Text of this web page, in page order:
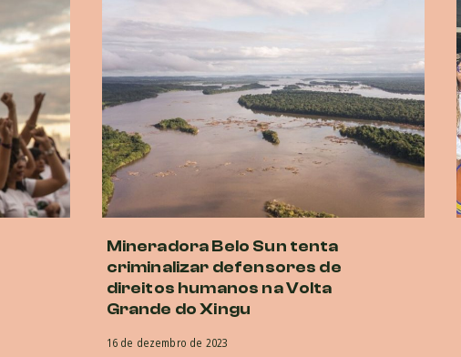
Mineradora Belo Sun tenta
criminalizar defensores de
direitos humanos na Volta
Grande do Xingu
16 de dezembro de 2023